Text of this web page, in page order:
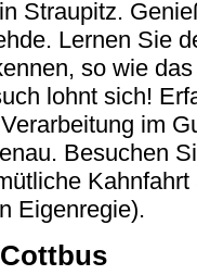
Straupitz.
Lernen Sie
so wie
lohnt sich!
im
Besuchen
Eigenregie).